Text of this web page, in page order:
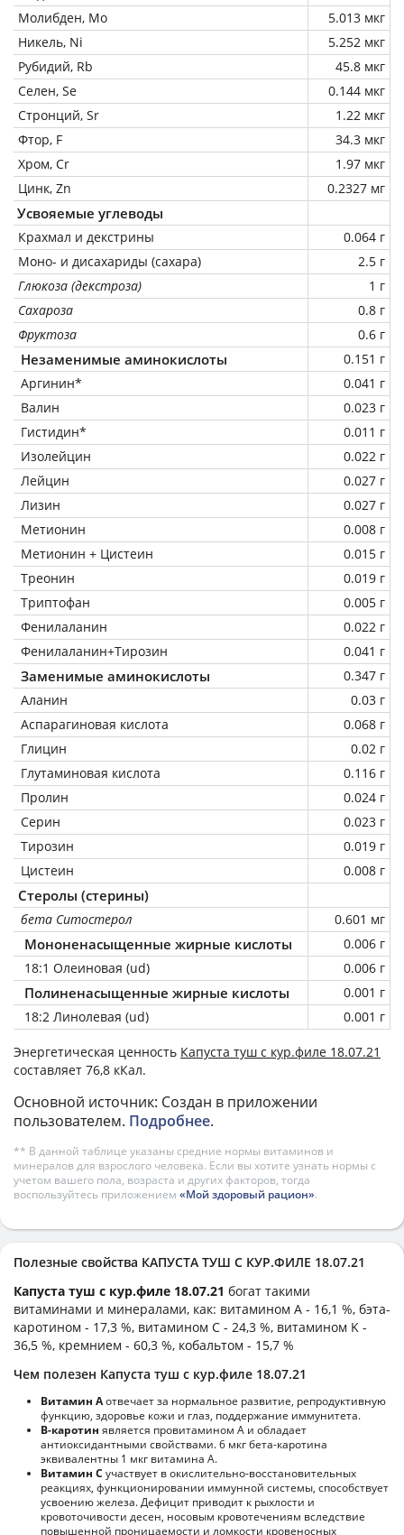
Молибден, Mo
5.013 мкг
Никель, Ni
5.252 мкг
Рубидий, Rb
45.8 мкг
Селен, Se
0.144 мкг
Стронций, Sr
1.22 мкг
Фтор, F
34.3 мкг
Хром, Cr
1.97 мкг
Цинк, Zn
0.2327 мг
Усвояемые углеводы
Крахмал и декстрины
0.064 г
Моно- и дисахариды (сахара)
2.5 г
Глюкоза (декстроза)
1 г
Сахароза
0.8 г
Фруктоза
0.6 г
Незаменимые аминокислоты
0.151 г
Аргинин*
0.041 г
Валин
0.023 г
Гистидин*
0.011 г
Изолейцин
0.022 г
Лейцин
0.027 г
Лизин
0.027 г
Метионин
0.008 г
Метионин + Цистеин
0.015 г
Треонин
0.019 г
Триптофан
0.005 г
Фенилаланин
0.022 г
Фенилаланин+Тирозин
0.041 г
Заменимые аминокислоты
0.347 г
Аланин
0.03 г
Аспарагиновая кислота
0.068 г
Глицин
0.02 г
Глутаминовая кислота
0.116 г
Пролин
0.024 г
Серин
0.023 г
Тирозин
0.019 г
Цистеин
0.008 г
Стеролы (стерины)
бета Ситостерол 0.601 мг
Мононенасыщенные жирные кислоты
0.006 г
18:1 Олеиновая (ud)
0.006 г
Полиненасыщенные жирные кислоты
0.001 г
18:2 Линолевая (ud)
0.001 г
Энергетическая ценность Капуста туш с кур.филе 18.07.21
составляет 76,8 кКал.
Основной источник: Создан в приложении
пользователем. Подробнее.
** В данной таблице указаны средние нормы витаминов и
минералов для взрослого человека. Если вы хотите узнать нормы с
учетом вашего пола, возраста и других факторов, тогда
воспользуйтесь приложением «Мой здоровый рацион».
Полезные свойства КАПУСТА ТУШ С КУР.ФИЛЕ 18.07.21
Капуста туш с кур.филе 18.07.21 богат такими
витаминами и минералами, как: витамином А - 16,1 %, бэта-
каротином - 17,3 %, витамином C - 24,3 %, витамином K -
36,5 %, кремнием - 60,3 %, кобальтом - 15,7 %
Чем полезен Капуста туш с кур.филе 18.07.21
Витамин Аотвечает за нормальное развитие, репродуктивную
функцию, здоровье кожи и глаз, поддержание иммунитета.
В-каротин является провитамином А и обладает
антиоксидантными свойствами. 6 мкг бета-каротина
эквивалентны 1 мкг витамина А.
Витамин С участвует в окислительно-восстановительных
реакциях, функционировании иммунной системы, способствует
усвоению железа. Дефицит приводит к рыхлости и
кровоточивости десен, носовым кровотечениям вследствие
повышенной проницаемости и ломкости кровеносных